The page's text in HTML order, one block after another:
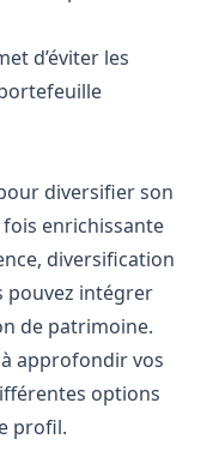
d’éviter les
diversifier son
enrichissante
diversification
pouvez intégrer
de patrimoine.
approfondir vos
options
profil.